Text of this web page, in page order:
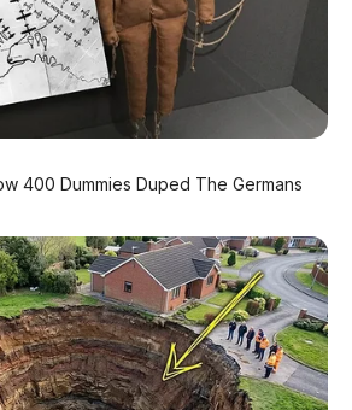
AJUKAN ➔
ARTIKEL
yang menyajikan berita
dan motor, review jujur spesifikasi
400 Dummies Duped The Germans